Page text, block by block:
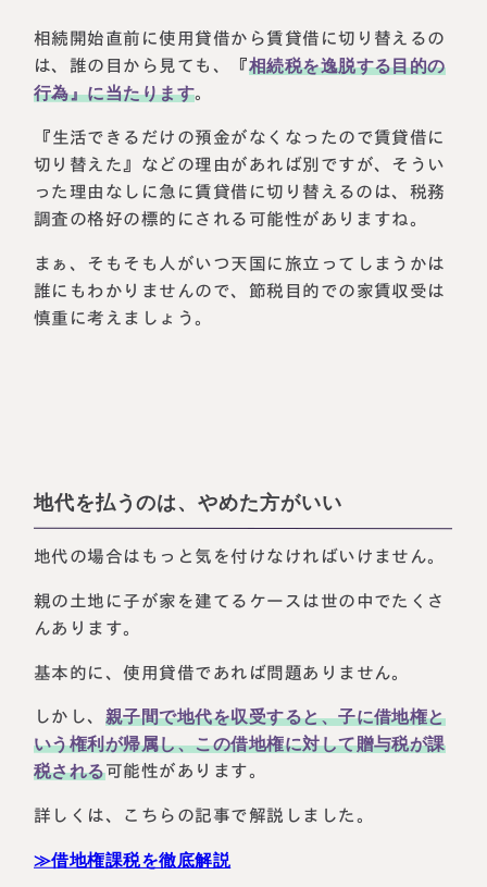
相続開始直前に使用貸借から賃貸借に切り替えるの
は、誰の目から見ても、『相続税を逸脱する目的の
行為』に当たります。
『生活できるだけの預金がなくなったので賃貸借に
切り替えた』などの理由があれば別ですが、そうい
った理由なしに急に賃貸借に切り替えるのは、税務
調査の格好の標的にされる可能性がありますね。
まぁ、そもそも人がいつ天国に旅立ってしまうかは
誰にもわかりませんので、節税目的での家賃収受は
慎重に考えましょう。
地代を払うのは、やめた方がいい
地代の場合はもっと気を付けなければいけません。
親の土地に子が家を建てるケースは世の中でたくさ
んあります。
基本的に、使用貸借であれば問題ありません。
しかし、親子間で地代を収受すると、子に借地権と
いう権利が帰属し、この借地権に対して贈与税が課
税される可能性があります。
詳しくは、こちらの記事で解説しました。
≫借地権課税を徹底解説